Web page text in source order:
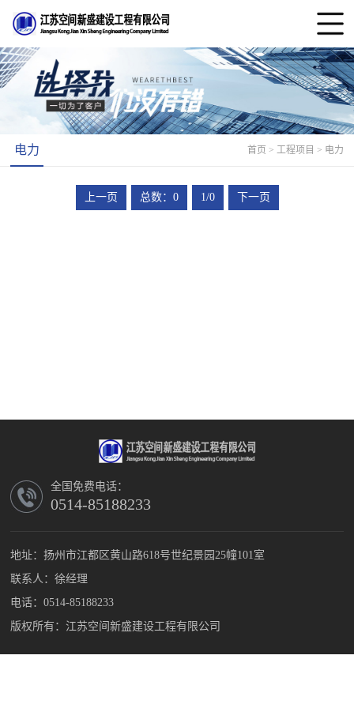
首页 > 工程项目 > 电力
电力
上一页 总数：0 1/0 下一页
全国免费电话：
0514-85188233
地址：扬州市江都区黄山路618号世纪景园25幢101室
联系人：徐经理
电话：0514-85188233
版权所有：江苏空间新盛建设工程有限公司